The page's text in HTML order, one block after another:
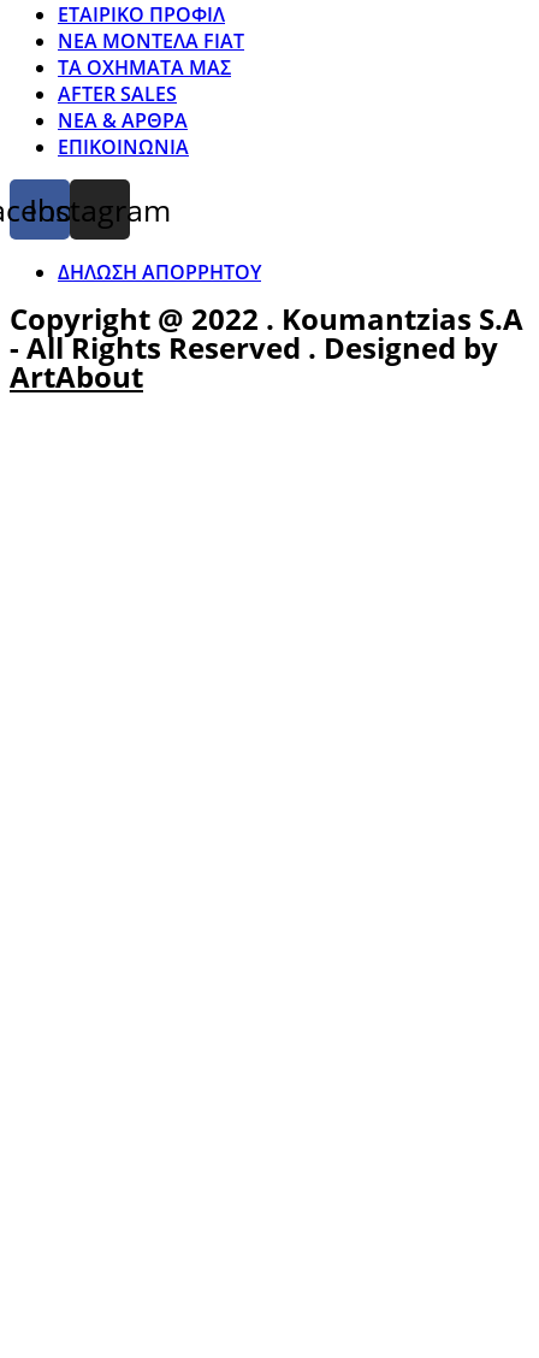
ΕΤΑΙΡΙΚΟ ΠΡΟΦΙΛ
ΝΕΑ ΜΟΝΤΕΛΑ FIAT
ΤΑ ΟΧΗΜΑΤΑ ΜΑΣ
AFTER SALES
ΝΕΑ & ΑΡΘΡΑ
ΕΠΙΚΟΙΝΩΝΙΑ
Instagram
ΔΗΛΩΣΗ ΑΠΟΡΡΗΤΟΥ
Copyright @ 2022 . Koumantzias S.A
- All Rights Reserved . Designed by
ArtAbout